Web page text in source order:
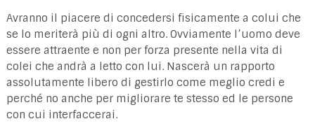
Avranno il piacere di concedersi fisicamente a colui che
se lo meriterà più di ogni altro. Ovviamente l’uomo deve
essere attraente e non per forza presente nella vita di
colei che andrà a letto con lui. Nascerà un rapporto
assolutamente libero di gestirlo come meglio credi e
perché no anche per migliorare te stesso ed le persone
con cui interfaccerai.